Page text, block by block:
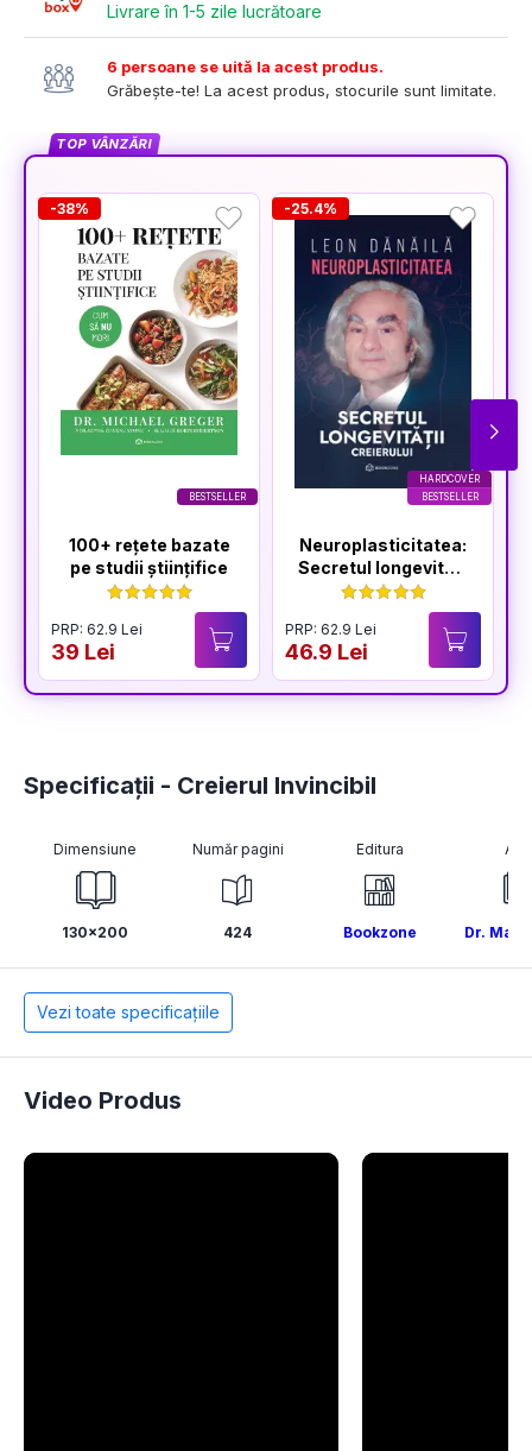
Livrare în 1-5 zile lucrătoare
6 persoane se uită la acest produs.
Grăbește-te! La acest produs, stocurile sunt limitate.
TOP VÂNZĂRI
BESTSELLER
-38%
100+ rețete bazate
pe studii științifice
PRP: 62.9 Lei
39 Lei
HARDCOVER
BESTSELLER
-25.4%
Neuroplasticitatea:
Secretul longevității
creierului
PRP: 62.9 Lei
46.9 Lei
Specificații - Creierul Invincibil
Dimensiune
130x200
Număr pagini
424
Editura
Bookzone Dr.
Vezi toate specificațiile
Video Produs